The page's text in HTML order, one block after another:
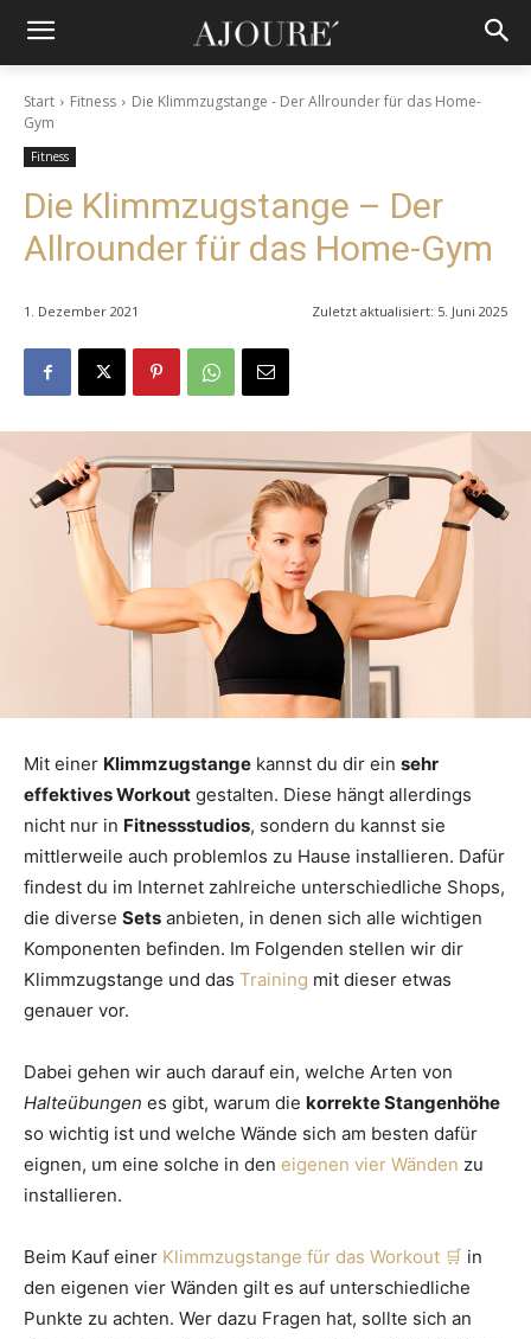
Start Fitness
Die Klimmzugstange - Der Allrounder für das Home-
Gym
Fitness
Die Klimmzugstange – Der
Allrounder für das Home-Gym
1. Dezember 2021 Zuletzt aktualisiert: 5. Juni 2025
Mit einer Klimmzugstange kannst du dir ein sehr
effektives Workout gestalten. Diese hängt allerdings
nicht nur in Fitnessstudios, sondern du kannst sie
mittlerweile auch problemlos zu Hause installieren. Dafür
findest du im Internet zahlreiche unterschiedliche Shops,
die diverse Sets anbieten, in denen sich alle wichtigen
Komponenten befinden. Im Folgenden stellen wir dir
Klimmzugstange und das Training mit dieser etwas
genauer vor.
Dabei gehen wir auch darauf ein, welche Arten von
Halteübungen es gibt, warum die korrekte Stangenhöhe
so wichtig ist und welche Wände sich am besten dafür
eignen, um eine solche in den eigenen vier Wänden zu
installieren.
Beim Kauf einer Klimmzugstange für das Workout
in
den eigenen vier Wänden gilt es auf unterschiedliche
Punkte zu achten. Wer dazu Fragen hat, sollte sich an